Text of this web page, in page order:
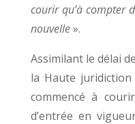
courir qu’à compter
nouvelle».
Assimilant le délai
la Haute juridiction
commencé à
d’entrée en